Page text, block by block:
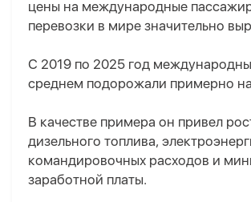
цены на международные
перевозки в мире значительно
С 2019 по 2025 год
среднем подорожали примерно на
В качестве примера он привел
дизельного топлива,
командировочных расходов и
заработной платы.